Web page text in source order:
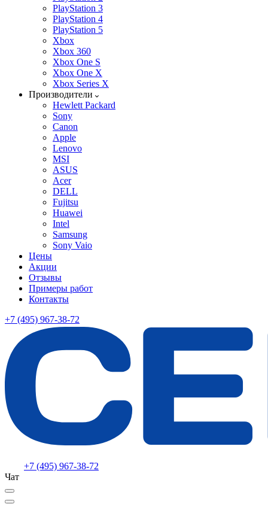
PlayStation 3
PlayStation 4
PlayStation 5
Xbox
Xbox 360
Xbox One S
Xbox One X
Xbox Series X
Производители
Hewlett Packard
Sony
Canon
Apple
Lenovo
MSI
ASUS
Acer
DELL
Fujitsu
Huawei
Intel
Samsung
Sony Vaio
Цены
Акции
Отзывы
Примеры работ
Контакты
+7 (495) 967-38-72
+7 (495) 967-38-72
Чат